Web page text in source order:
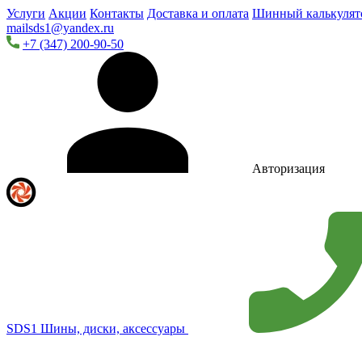
Услуги Акции Контакты Доставка и оплата Шинный
mailsds1@yandex.ru
+7 (347) 200-90-50
Авторизация
SDS1 Шины, диски, аксессуары